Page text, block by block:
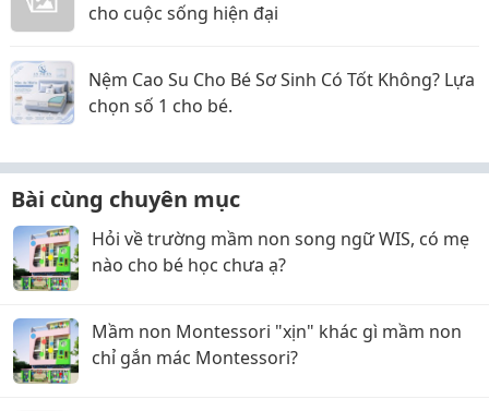
cho cuộc sống hiện đại
Nệm Cao Su Cho Bé Sơ Sinh Có Tốt Không? Lựa
chọn số 1 cho bé.
Bài cùng chuyên mục
Hỏi về trường mầm non song ngữ WIS, có mẹ
nào cho bé học chưa ạ?
Mầm non Montessori "xịn" khác gì mầm non
chỉ gắn mác Montessori?